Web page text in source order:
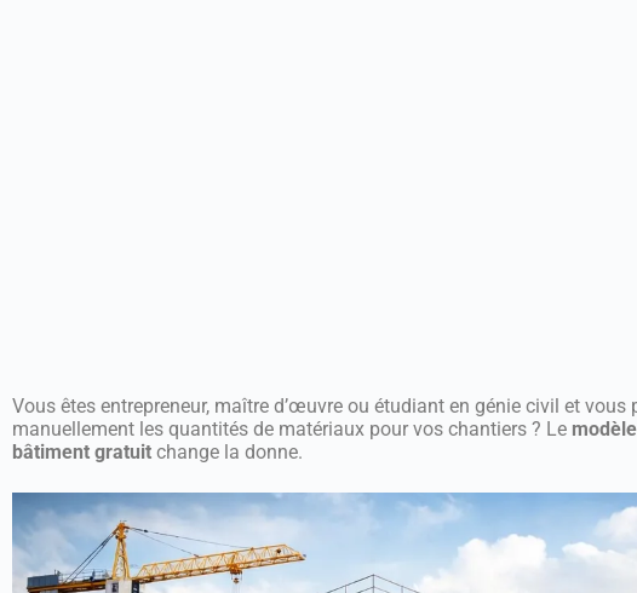
Vous êtes entrepreneur, maître d’œuvre ou étudiant en génie civil et
manuellement les quantités de matériaux pour vos chantiers ? Le
bâtiment gratuit change la donne.